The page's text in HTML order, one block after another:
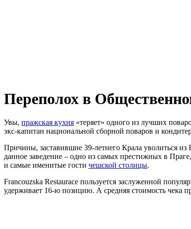
Переполох в
Увы, пражская кухня «теряет» одного из лучших
экс-капитан национальной сборной поваров и
Причины, заставившие 39-летнего Крала уволиться
данное заведение – одно из самых престижных в
и самые именитые гости чешской столицы.
Francouzskа Restaurace пользуется заслуженной
удерживает 16-ю позицию. А средняя стоимость чека